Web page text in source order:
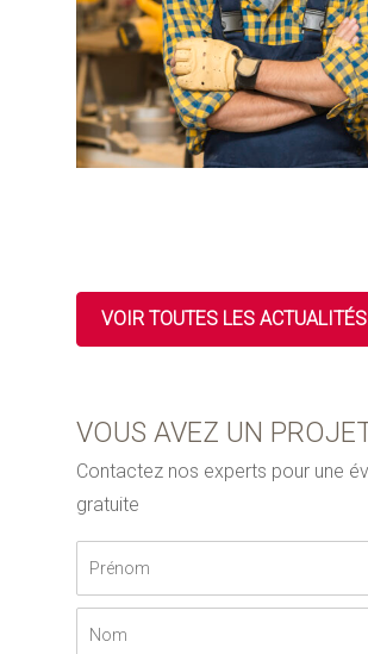
VOIR TOUTES LES ACTUALITÉS
VOUS AVEZ UN
Contactez nos experts pour une
gratuite